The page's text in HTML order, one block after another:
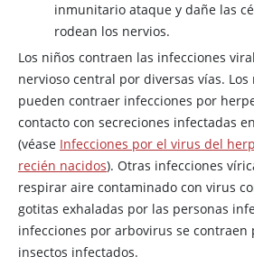
inmunitario ataque y dañe las
rodean los nervios.
Los niños contraen las infecciones
nervioso central por diversas vías. Los
pueden contraer infecciones por
contacto con secreciones infectadas
(véase Infecciones por el virus del
recién nacidos). Otras infecciones
respirar aire contaminado con virus
gotitas exhaladas por las personas
infecciones por arbovirus se contraen
insectos infectados.